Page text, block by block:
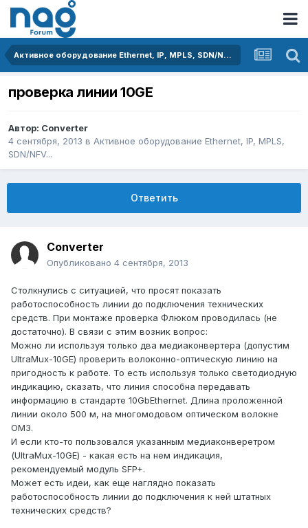
Активное оборудование Ethernet, IP, MPLS, SDN/NFV...
проверка линии 10GE
Автор: Converter
4 сентября, 2013 в Активное оборудование Ethernet, IP, MPLS,
SDN/NFV...
Ответить
Converter
Опубликовано 4 сентября, 2013
Столкнулись с ситуацией, что просят показать
работоспособность линии до подключения технических
средств. При монтаже проверка Флюком проводилась (не
достаточно). В связи с этим возник вопрос:
Можно ли используя только два медиаконвертера (допустим
UltraMux-10GE) проверить волоконно-оптическую линию на
пригодность к работе. То есть используя только светодиодную
индикацию, сказать, что линия способна передавать
информацию в стандарте 10GbEthernet. Длина проложенной
линии около 500 м, на многомодовом оптическом волокне
ОМ3.
И если кто-то пользовался указанным медиаконверетром
(UltraMux-10GE) - какая есть на нем индикация,
рекомендуемый модуль SFP+.
Может есть идеи, как еще наглядно показать
работоспособность линии до подключения к ней штатных
технических средств?